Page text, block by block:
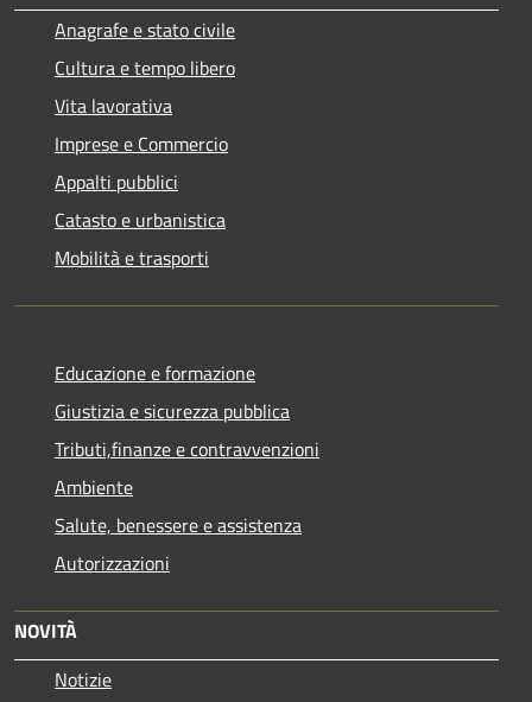
Anagrafe e stato civile
Cultura e tempo libero
Vita lavorativa
Imprese e Commercio
Appalti pubblici
Catasto e urbanistica
Mobilità e trasporti
Educazione e formazione
Giustizia e sicurezza pubblica
Tributi,finanze e contravvenzioni
Ambiente
Salute, benessere e assistenza
Autorizzazioni
NOVITÀ
Notizie